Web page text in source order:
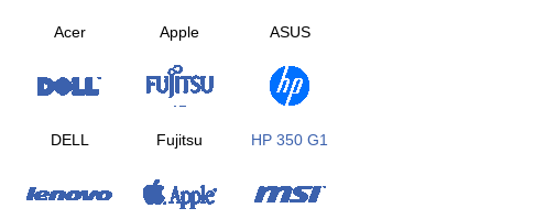
Acer Apple ASUS
DELL Fujitsu HP 350 G1